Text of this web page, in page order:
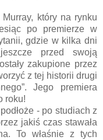
który na rynku
po premierze w
gdzie w kilka dni
przed swoją
zakupione przez
z tej historii drugi
Jego premiera
roku!
- po studiach z
jakiś czas stawała
To właśnie z tych